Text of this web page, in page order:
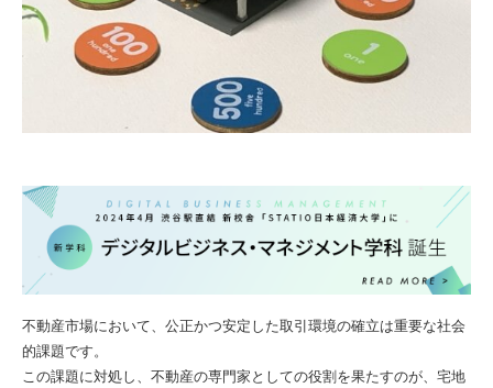
不動産市場において、公正かつ安定した取引環境の確立は重要な社会
的課題です。
この課題に対処し、不動産の専門家としての役割を果たすのが、宅地